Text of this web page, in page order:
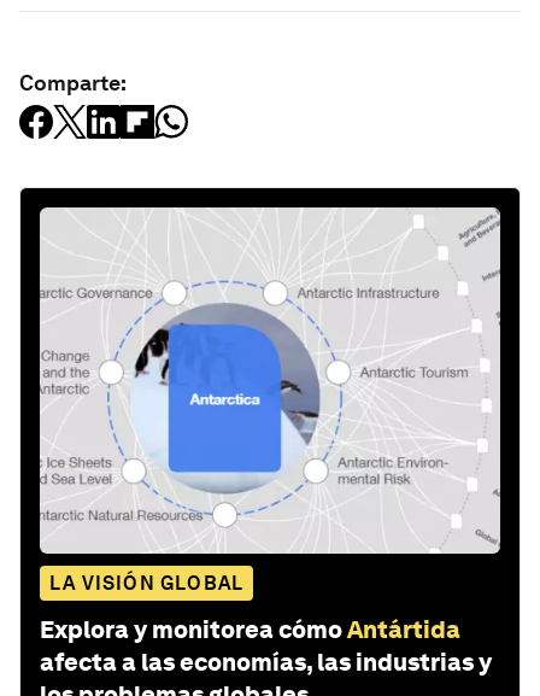
Comparte:
LA VISIÓN GLOBAL
Explora y monitorea cómoAntártida
afecta a las economías, las industrias y